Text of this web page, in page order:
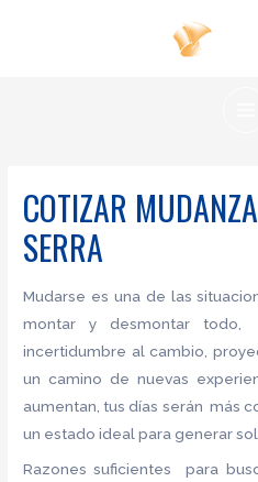
COTIZAR
SERRA
Mudarse es una de las
montar y desmontar
incertidumbre al cambio,
un camino de nuevas
aumentan, tus días serán más
un estado ideal para generar
Razones suficientes para